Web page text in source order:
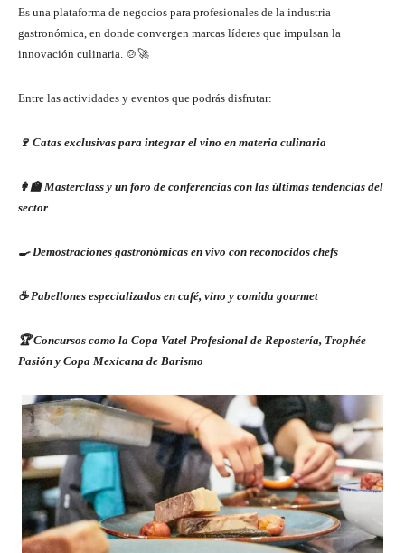
Es una plataforma de negocios para profesionales de la industria
gastronómica, en donde convergen marcas líderes que impulsan la
innovación culinaria. 🍲🚀
Entre las actividades y eventos que podrás disfrutar:
🍷 Catas exclusivas para integrar el vino en materia culinaria
👩‍🏫 Masterclass y un foro de conferencias con las últimas tendencias del
sector
🍳 Demostraciones gastronómicas en vivo con reconocidos chefs
☕ Pabellones especializados en café, vino y comida gourmet
🏆 Concursos como la Copa Vatel Profesional de Repostería, Trophée
Pasión y Copa Mexicana de Barismo